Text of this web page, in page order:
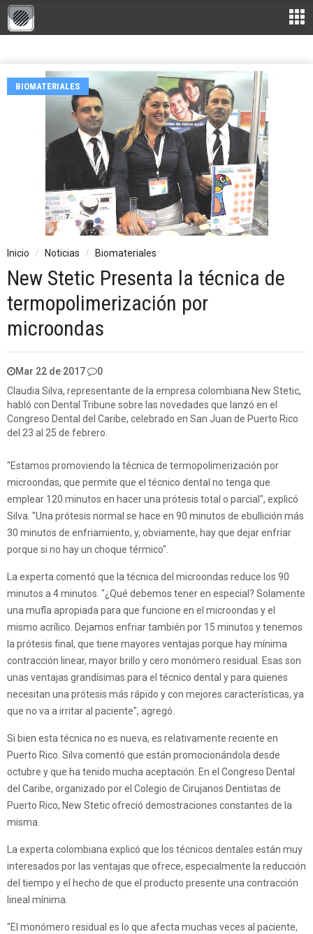
BIOMATERIALES
Inicio Noticias Biomateriales
New Stetic Presenta la técnica de
termopolimerización por
microondas
Mar 22 de 2017
0
Claudia Silva, representante de la empresa colombiana New Stetic,
habló con Dental Tribune sobre las novedades que lanzó en el
Congreso Dental del Caribe, celebrado en San Juan de Puerto Rico
del 23 al 25 de febrero.
"Estamos promoviendo la técnica de termopolimerización por
microondas, que permite que el técnico dental no tenga que
emplear 120 minutos en hacer una prótesis total o parcial", explicó
Silva. "Una prótesis normal se hace en 90 minutos de ebullición más
30 minutos de enfriamiento, y, obviamente, hay que dejar enfriar
porque si no hay un choque térmico".
La experta comentó que la técnica del microondas reduce los 90
minutos a 4 minutos. "¿Qué debemos tener en especial? Solamente
una mufla apropiada para que funcione en el microondas y el
mismo acrílico. Dejamos enfriar también por 15 minutos y tenemos
la prótesis final, que tiene mayores ventajas porque hay mínima
contracción linear, mayor brillo y cero monómero residual. Esas son
unas ventajas grandísimas para el técnico dental y para quienes
necesitan una prótesis más rápido y con mejores características, ya
que no va a irritar al paciente", agregó.
Si bien esta técnica no es nueva, es relativamente reciente en
Puerto Rico. Silva comentó que están promocionándola desde
octubre y que ha tenido mucha aceptación. En el Congreso Dental
del Caribe, organizado por el Colegio de Cirujanos Dentistas de
Puerto Rico, New Stetic ofreció demostraciones constantes de la
misma.
La experta colombiana explicó que los técnicos dentales están muy
interesados por las ventajas que ofrece, especialmente la reducción
del tiempo y el hecho de que el producto presente una contracción
lineal mínima.
"El monómero residual es lo que afecta muchas veces al paciente,